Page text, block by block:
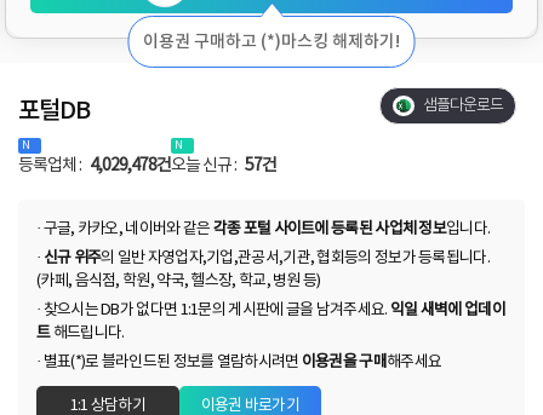
이용권 구매하고 (*)마스킹 해제하기!
포털DB
등록업체 : 4,029,478건오늘 신규 : 57건
샘플다운로드
· 구글, 카카오, 네이버와 같은 각종 포털 사이트에 등록된 사업체 정보입니다.
· 신규 위주의 일반 자영업자,기업,관공서,기관, 협회등의 정보가 등록됩니다.
(카페, 음식점, 학원, 약국, 헬스장, 학교, 병원 등)
· 찾으시는 DB가 없다면 1:1문의 게시판에 글을 남겨주세요. 익일 새벽에 업데이
트해드립니다.
· 별표(*)로 블라인드된 정보를 열람하시려면 이용권을 구매 해주세요
1:1 상담하기 이용권 바로가기